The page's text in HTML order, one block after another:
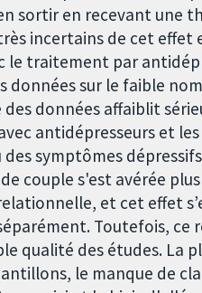
sortir en recevant une
incertains de cet
le traitement par
données sur le faible
données affaiblit
antidépresseurs et
des symptômes
couple s'est avérée
et cet effet
Toutefois,
qualité des études. La
le manque de